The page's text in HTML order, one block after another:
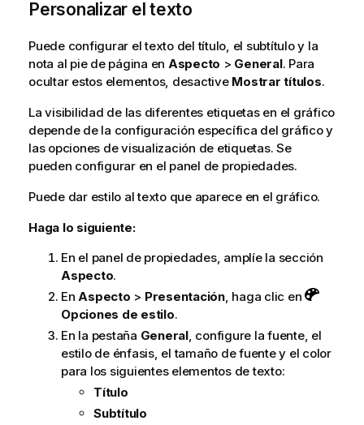
Personalizar el texto
Puede configurar el texto del título, el subtítulo y la
nota al pie de página en Aspecto > General. Para
ocultar estos elementos, desactive Mostrar títulos.
La visibilidad de las diferentes etiquetas en el gráfico
depende de la configuración específica del gráfico y
las opciones de visualización de etiquetas. Se
pueden configurar en el panel de propiedades.
Puede dar estilo al texto que aparece en el gráfico.
Haga lo siguiente:
En el panel de propiedades, amplíe la sección
Aspecto.
EnAspecto > Presentación, haga clic en
Opciones de estilo.
En la pestaña General, configure la fuente, el
estilo de énfasis, el tamaño de fuente y el color
para los siguientes elementos de texto:
Título
Subtítulo